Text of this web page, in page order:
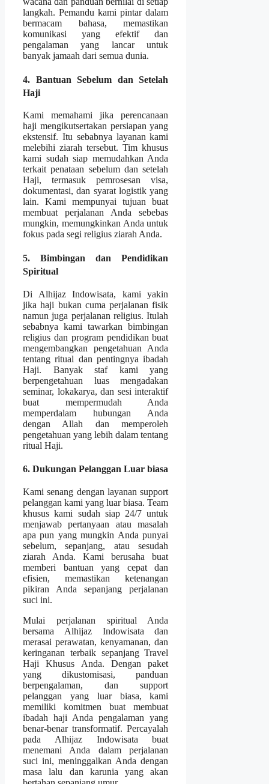
langkah. Pemandu kami pintar dalam
bermacam bahasa, memastikan
komunikasi yang efektif dan
pengalaman yang lancar untuk
banyak jamaah dari semua dunia.
4. Bantuan Sebelum dan Setelah
Haji
Kami memahami jika perencanaan
haji mengikutsertakan persiapan yang
ekstensif. Itu sebabnya layanan kami
melebihi ziarah tersebut. Tim khusus
kami sudah siap memudahkan Anda
terkait penataan sebelum dan setelah
Haji, termasuk pemrosesan visa,
dokumentasi, dan syarat logistik yang
lain. Kami mempunyai tujuan buat
membuat perjalanan Anda sebebas
mungkin, memungkinkan Anda untuk
fokus pada segi religius ziarah Anda.
5. Bimbingan dan Pendidikan
Spiritual
Di Alhijaz Indowisata, kami yakin
jika haji bukan cuma perjalanan fisik
namun juga perjalanan religius. Itulah
sebabnya kami tawarkan bimbingan
religius dan program pendidikan buat
mengembangkan pengetahuan Anda
tentang ritual dan pentingnya ibadah
Haji. Banyak staf kami yang
berpengetahuan luas mengadakan
seminar, lokakarya, dan sesi interaktif
buat mempermudah Anda
memperdalam hubungan Anda
dengan Allah dan memperoleh
pengetahuan yang lebih dalam tentang
ritual Haji.
6. Dukungan Pelanggan Luar biasa
Kami senang dengan layanan support
pelanggan kami yang luar biasa. Team
khusus kami sudah siap 24/7 untuk
menjawab pertanyaan atau masalah
apa pun yang mungkin Anda punyai
sebelum, sepanjang, atau sesudah
ziarah Anda. Kami berusaha buat
memberi bantuan yang cepat dan
efisien, memastikan ketenangan
pikiran Anda sepanjang perjalanan
suci ini.
Mulai perjalanan spiritual Anda
bersama Alhijaz Indowisata dan
merasai perawatan, kenyamanan, dan
keringanan terbaik sepanjang Travel
Haji Khusus Anda. Dengan paket
yang dikustomisasi, panduan
berpengalaman, dan support
pelanggan yang luar biasa, kami
memiliki komitmen buat membuat
ibadah haji Anda pengalaman yang
benar-benar transformatif. Percayalah
pada Alhijaz Indowisata buat
menemani Anda dalam perjalanan
suci ini, meninggalkan Anda dengan
masa lalu dan karunia yang akan